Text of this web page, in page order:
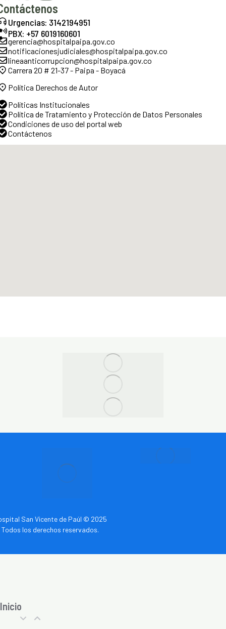
Urgencias: 3142194951
PBX: +57 6019160601
gerencia@hospitalpaipa.gov.co
notificacionesjudiciales@hospitalpaipa.gov.co
lineaanticorrupcion@hospitalpaipa.gov.co
Carrera 20 # 21-37 - Paipa - Boyacá
Política Derechos de Autor
Políticas Institucionales
Política de Tratamiento y Protección de Datos Personales
Condiciones de uso del portal web
Contáctenos
San Vicente de Paúl © 2025
Todos los derechos reservados.
Inicio